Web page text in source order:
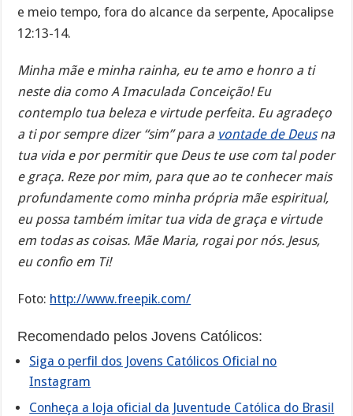
e meio tempo, fora do alcance da serpente, Apocalipse
12:13-14.
Minha mãe e minha rainha, eu te amo e honro a ti
neste dia como A Imaculada Conceição! Eu
contemplo tua beleza e virtude perfeita. Eu agradeço
a ti por sempre dizer “sim” para a vontade de Deusna
tua vida e por permitir que Deus te use com tal poder
e graça. Reze por mim, para que ao te conhecer mais
profundamente como minha própria mãe espiritual,
eu possa também imitar tua vida de graça e virtude
em todas as coisas. Mãe Maria, rogai por nós. Jesus,
eu confio em Ti!
Foto: http://www.freepik.com/
Recomendado pelos Jovens Católicos:
Siga o perfil dos Jovens Católicos Oficial no
Instagram
Conheça a loja oficial da Juventude Católica do Brasil